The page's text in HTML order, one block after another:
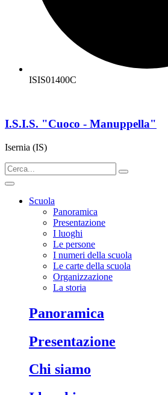
ISIS01400C
I.S.I.S. "Cuoco - Manuppella"
Isernia (IS)
Scuola
Panoramica
Presentazione
I luoghi
Le persone
I numeri della scuola
Le carte della scuola
Organizzazione
La storia
panoramica
presentazione
chi siamo